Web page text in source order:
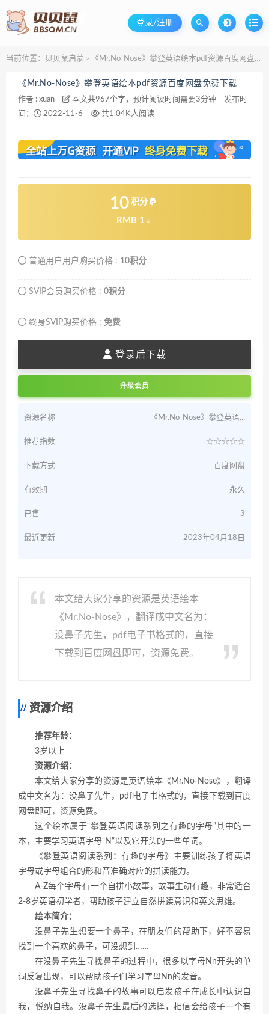
登录/注册
当前位置： 贝贝鼠启蒙 > 《Mr.No-Nose》攀登英语绘本pdf资源百度网盘免费下载
《Mr.No-Nose》攀登英语绘本pdf资源百度网盘免费下载
作者 : xuan 本文共967个字，预计阅读时间需要3分钟
发布时
间：
2022-11-6 共1.04K人阅读
10 积分
RMB 1 元
普通用户用户购买价格 : 10积分
SVIP会员购买价格 : 0积分
终身SVIP购买价格 : 免费
登录后下载
升级会员
资源名称 《Mr.No-Nose》攀登英语...
推荐指数 ☆☆☆☆☆
下载方式 百度网盘
有效期 永久
已售 3
最近更新 2023年04月18日
本文给大家分享的资源是英语绘本
《Mr.No-Nose》，翻译成中文名为：
没鼻子先生，pdf电子书格式的，直接
下载到百度网盘即可，资源免费。
资源介绍
推荐年龄：
3岁以上
资源介绍：
本文给大家分享的资源是英语绘本《Mr.No-Nose》，翻译
成中文名为：没鼻子先生，pdf电子书格式的，直接下载到百度
网盘即可，资源免费。
这个绘本属于“攀登英语阅读系列之有趣的字母”其中的一
本，主要学习英语字母“N”以及它开头的一些单词。
《攀登英语阅读系列：有趣的字母》主要训练孩子将英语
字母或字母组合的形和音准确对应的拼读能力。
A-Z每个字母有一个自拼小故事，故事生动有趣，非常适合
2-8岁英语初学者，帮助孩子建立自然拼读意识和英文思维。
绘本简介：
没鼻子先生想要一个鼻子，在朋友们的帮助下，好不容易
找到一个喜欢的鼻子，可没想到……
在没鼻子先生寻找鼻子的过程中，很多以字母Nn开头的单
词反复出现，可以帮助孩子们学习字母Nn的发音。
没鼻子先生寻找鼻子的故事可以启发孩子在成长中认识自
我，悦纳自我。没鼻子先生最后的选择，相信会给孩子一个有